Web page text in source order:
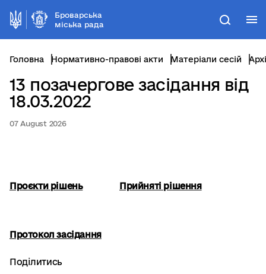
Броварська
міська рада
Пошук
Головна Нормативно-правові акти Матеріали сесій
13 позачергове засідання від
18.03.2022
07 August 2026
Проєкти рішень Прийняті рішення
Протокол засідання
Поділитись